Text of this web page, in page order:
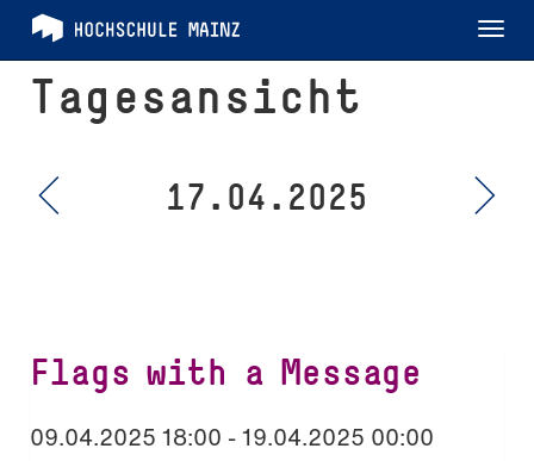
Tagesansicht
17.04.2025
Flags with a Message
09.04.2025 18:00 - 19.04.2025 00:00